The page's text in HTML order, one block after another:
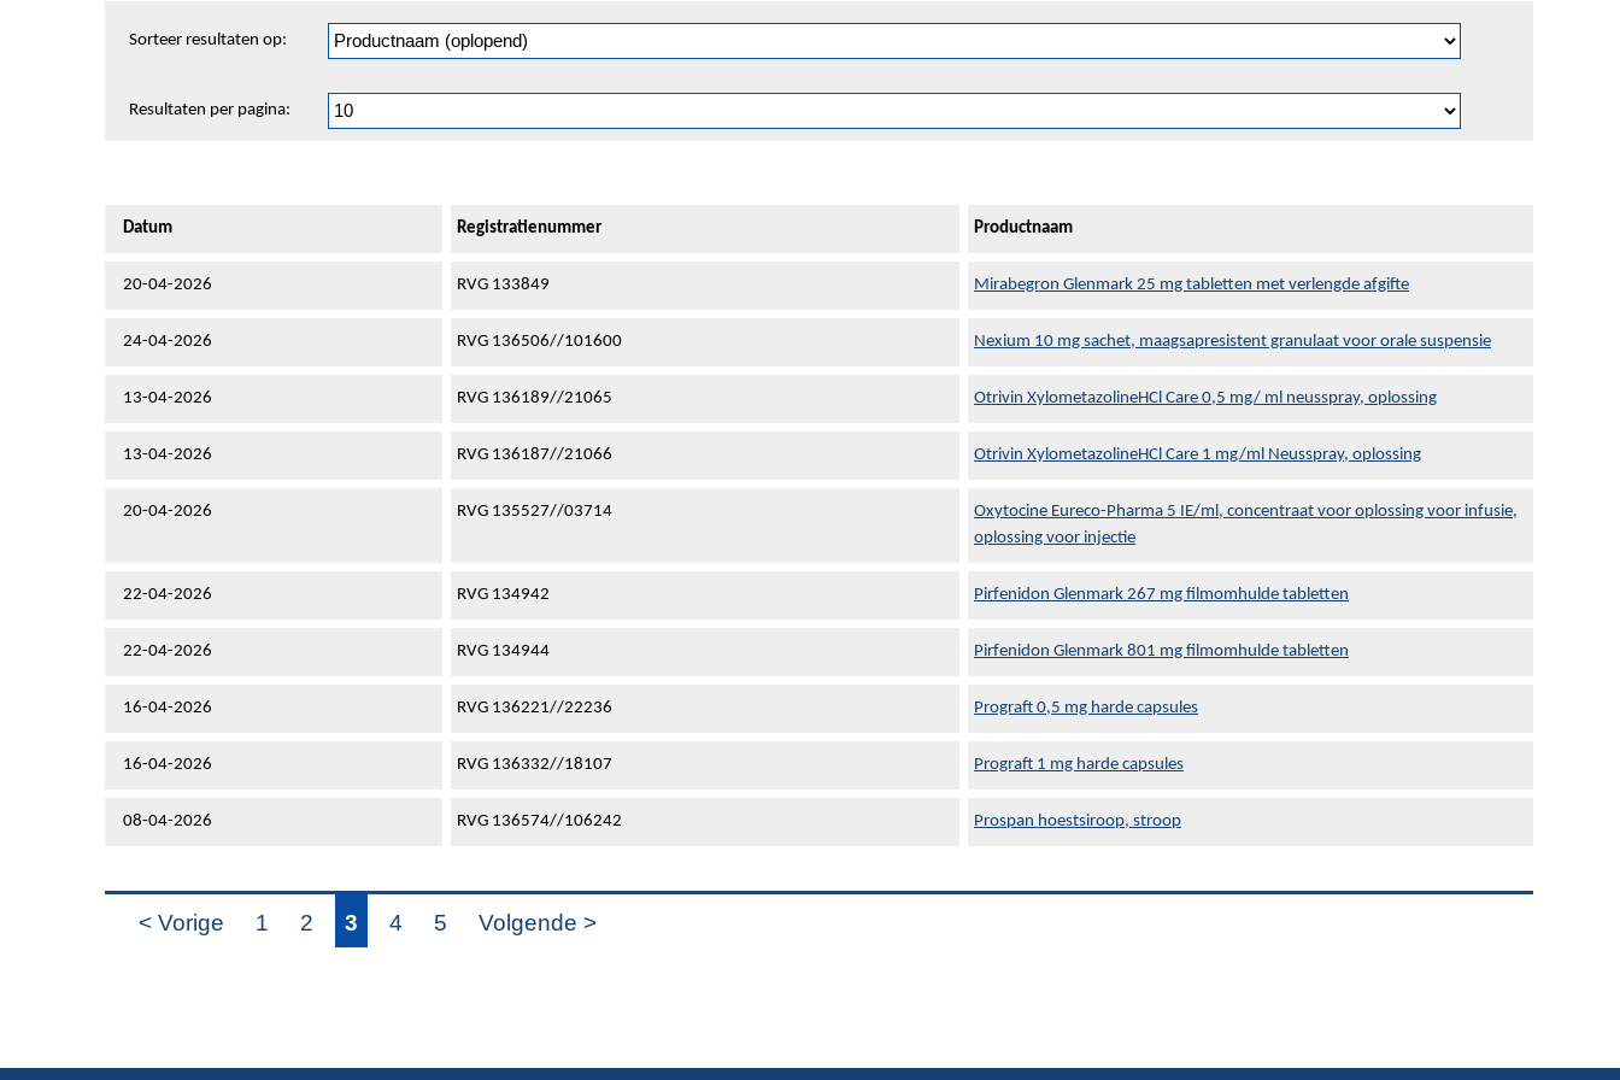
en
Sorteer resultaten op:
Resultaten per pagina:
Datum Registratienummer Productnaam
20-04-2026 RVG 133849 Mirabegron Glenmark 25 mg tabletten met verlengde afgifte
24-04-2026 RVG 136506//101600 Nexium 10 mg sachet, maagsapresistent granulaat voor orale suspensie
13-04-2026 RVG 136189//21065 Otrivin XylometazolineHCl Care 0,5 mg/ ml neusspray, oplossing
13-04-2026 RVG 136187//21066 Otrivin XylometazolineHCl Care 1 mg/ml Neusspray, oplossing
20-04-2026 RVG 135527//03714
Oxytocine Eureco-Pharma 5 IE/ml, concentraat voor oplossing voor infusie,
oplossing voor injectie
22-04-2026 RVG 134942 Pirfenidon Glenmark 267 mg filmomhulde tabletten
22-04-2026 RVG 134944 Pirfenidon Glenmark 801 mg filmomhulde tabletten
16-04-2026 RVG 136221//22236 Prograft 0,5 mg harde capsules
16-04-2026 RVG 136332//18107 Prograft 1 mg harde capsules
08-04-2026 RVG 136574//106242 Prospan hoestsiroop, stroop
< Vorige 1 2 3 4 5 Volgende >